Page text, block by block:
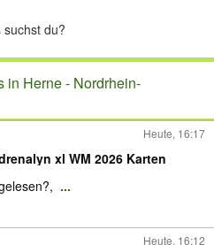
in Herne - Nordrhein-
Heute, 16:17
xl WM 2026 Karten
...
Heute, 16:12